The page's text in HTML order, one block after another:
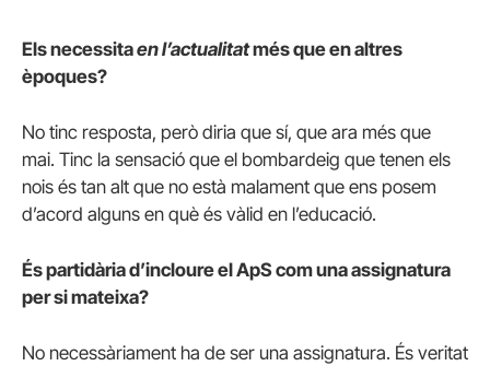
Els necessitaen l’actualitatmés que en altres
èpoques?
No tinc resposta, però diria que sí, que ara més que
mai. Tinc la sensació que el bombardeig que tenen els
nois és tan alt que no està malament que ens posem
d’acord alguns en què és vàlid en l’educació.
És partidària d’incloure el ApS com una assignatura
per si mateixa?
No necessàriament ha de ser una assignatura. És veritat